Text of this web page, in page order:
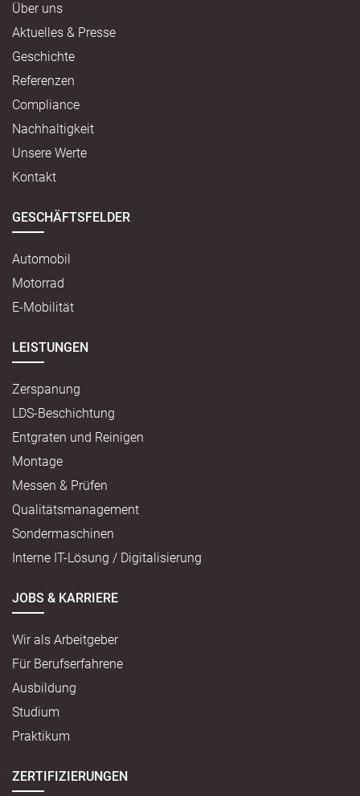
Über uns
Aktuelles & Presse
Geschichte
Referenzen
Compliance
Nachhaltigkeit
Unsere Werte
Kontakt
GESCHÄFTSFELDER
Automobil
Motorrad
E-Mobilität
LEISTUNGEN
Zerspanung
LDS-Beschichtung
Entgraten und Reinigen
Montage
Messen & Prüfen
Qualitätsmanagement
Sondermaschinen
Interne IT-Lösung / Digitalisierung
JOBS & KARRIERE
Wir als Arbeitgeber
Für Berufserfahrene
Ausbildung
Studium
Praktikum
ZERTIFIZIERUNGEN